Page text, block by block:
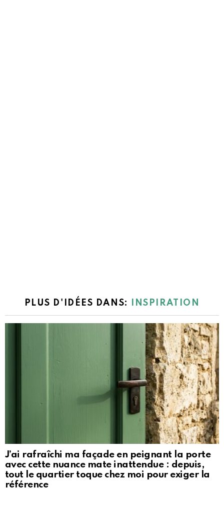
PLUS D'IDÉES DANS: INSPIRATION
J’ai rafraîchi ma façade en peignant la porte
avec cette nuance mate inattendue : depuis,
tout le quartier toque chez moi pour exiger la
référence